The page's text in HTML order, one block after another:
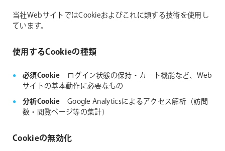
当社WebサイトではCookieおよびこれに類する技術を使用し
ています。
使用するCookieの種類
必須Cookie ログイン状態の保持・カート機能など、Web
サイトの基本動作に必要なもの
分析Cookie Google Analyticsによるアクセス解析（訪問
数・閲覧ページ等の集計）
Cookieの無効化